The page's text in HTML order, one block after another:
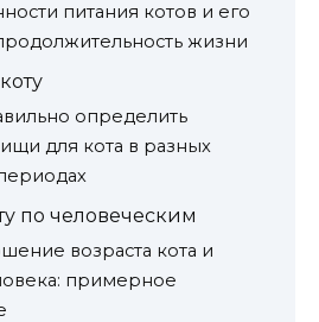
питания котов и его
жизни
определить
для кота в разных
по человеческим
возраста кота и
примерное